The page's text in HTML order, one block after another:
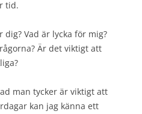
tid.
dig? Vad är lycka för mig?
Är det viktigt att
man tycker är viktigt att
kan jag känna ett